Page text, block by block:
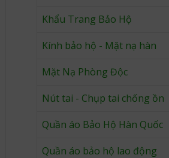
Khẩu Trang Bảo Hộ
Kính bảo hộ - Mặt nạ hàn
Mặt Nạ Phòng Độc
Nút tai - Chụp tai chống ồn
Quần áo Bảo Hộ Hàn Quốc
Quần áo bảo hộ lao động